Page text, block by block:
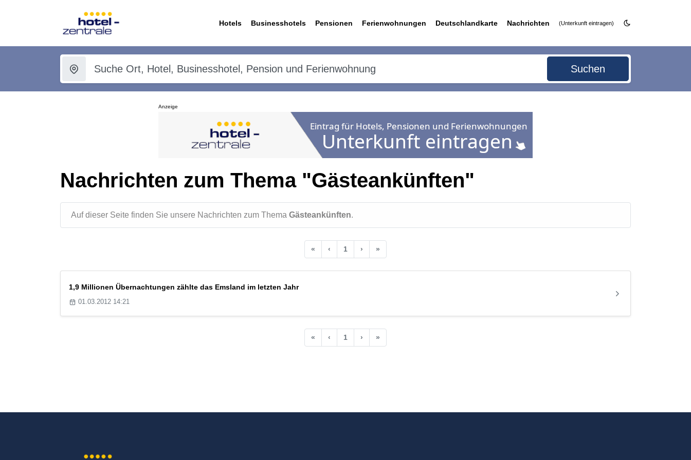
Hotels Businesshotels Pensionen Ferienwohnungen Deutschlandkarte Nachrichten (Unterkunft eintragen)
Suchen
Anzeige
Nachrichten zum Thema "Gästeankünften"
Auf dieser Seite finden Sie unsere Nachrichten zum Thema Gästeankünften.
« ‹ 1 › »
1,9 Millionen Übernachtungen zählte das Emsland im letzten Jahr
01.03.2012 14:21
« ‹ 1 › »